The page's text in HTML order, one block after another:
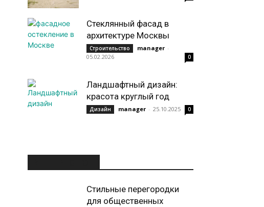
Стеклянный фасад в
архитектуре Москвы
Строительство manager -
05.02.2026
0
Ландшафтный дизайн:
красота круглый год
Дизайн manager - 25.10.2025 0
Стильные перегородки
для общественных